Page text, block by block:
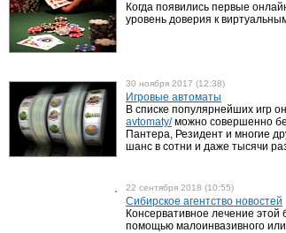
Когда появились первые
уровень доверия к
30 ноября 2017 (12:38)
Игровые автоматы
В списке популярнейших игр
avtomaty/можно совершенно
Пантера, Резидент и многие
шанс в сотни и даже тысячи
22 сентября 2018 (10:55)
Сибирское агентство новостей
Консервативное лечение
помощью малоинвазивного или